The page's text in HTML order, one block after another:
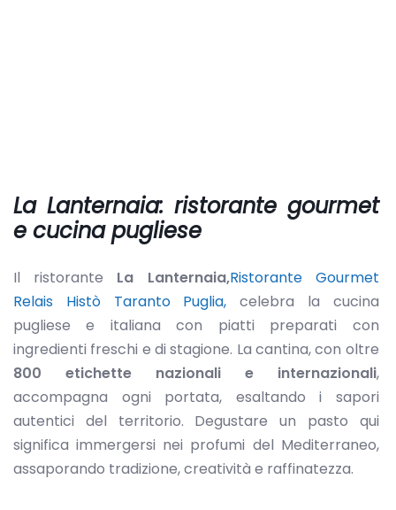
La Lanternaia: ristorante gourmet
e cucina pugliese
Il ristorante La Lanternaia,Ristorante Gourmet
Relais Histò Taranto Puglia, celebra la cucina
pugliese e italiana con piatti preparati con
ingredienti freschi e di stagione. La cantina, con oltre
800 etichette nazionali e internazionali,
accompagna ogni portata, esaltando i sapori
autentici del territorio. Degustare un pasto qui
significa immergersi nei profumi del Mediterraneo,
assaporando tradizione, creatività e raffinatezza.